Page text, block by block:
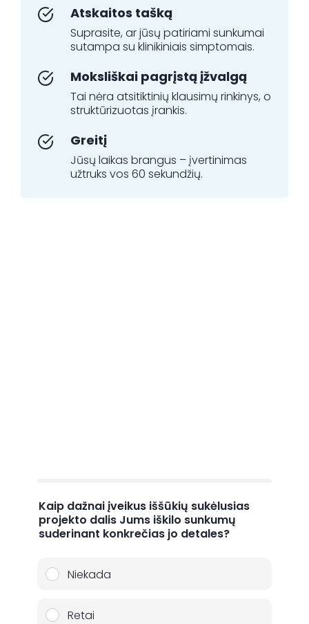
Atskaitos tašką
Suprasite, ar jūsų patiriami sunkumai
sutampa su klinikiniais simptomais.
Moksliškai pagrįstą įžvalgą
Tai nėra atsitiktinių klausimų rinkinys, o
struktūrizuotas įrankis.
Greitį
Jūsų laikas brangus – įvertinimas
užtruks vos 60 sekundžių.
Kaip dažnai įveikus iššūkių sukėlusias
projekto dalis Jums iškilo sunkumų
suderinant konkrečias jo detales?
Niekada
Retai